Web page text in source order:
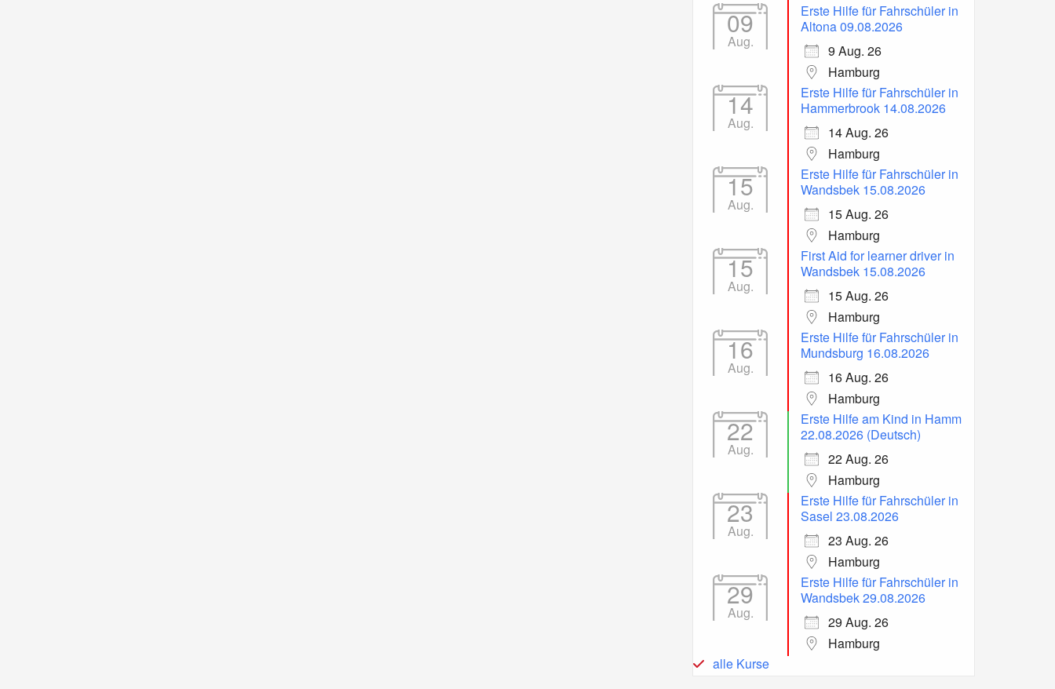
09
Aug.
Erste Hilfe für Fahrschüler in
Altona 09.08.2026
9 Aug. 26
Hamburg
14
Aug.
Erste Hilfe für Fahrschüler in
Hammerbrook 14.08.2026
14 Aug. 26
Hamburg
15
Aug.
Erste Hilfe für Fahrschüler in
Wandsbek 15.08.2026
15 Aug. 26
Hamburg
15
Aug.
First Aid for learner driver in
Wandsbek 15.08.2026
15 Aug. 26
Hamburg
16
Aug.
Erste Hilfe für Fahrschüler in
Mundsburg 16.08.2026
16 Aug. 26
Hamburg
22
Aug.
Erste Hilfe am Kind in Hamm
22.08.2026 (Deutsch)
22 Aug. 26
Hamburg
23
Aug.
Erste Hilfe für Fahrschüler in
Sasel 23.08.2026
23 Aug. 26
Hamburg
29
Aug.
Erste Hilfe für Fahrschüler in
Wandsbek 29.08.2026
29 Aug. 26
Hamburg
alle Kurse